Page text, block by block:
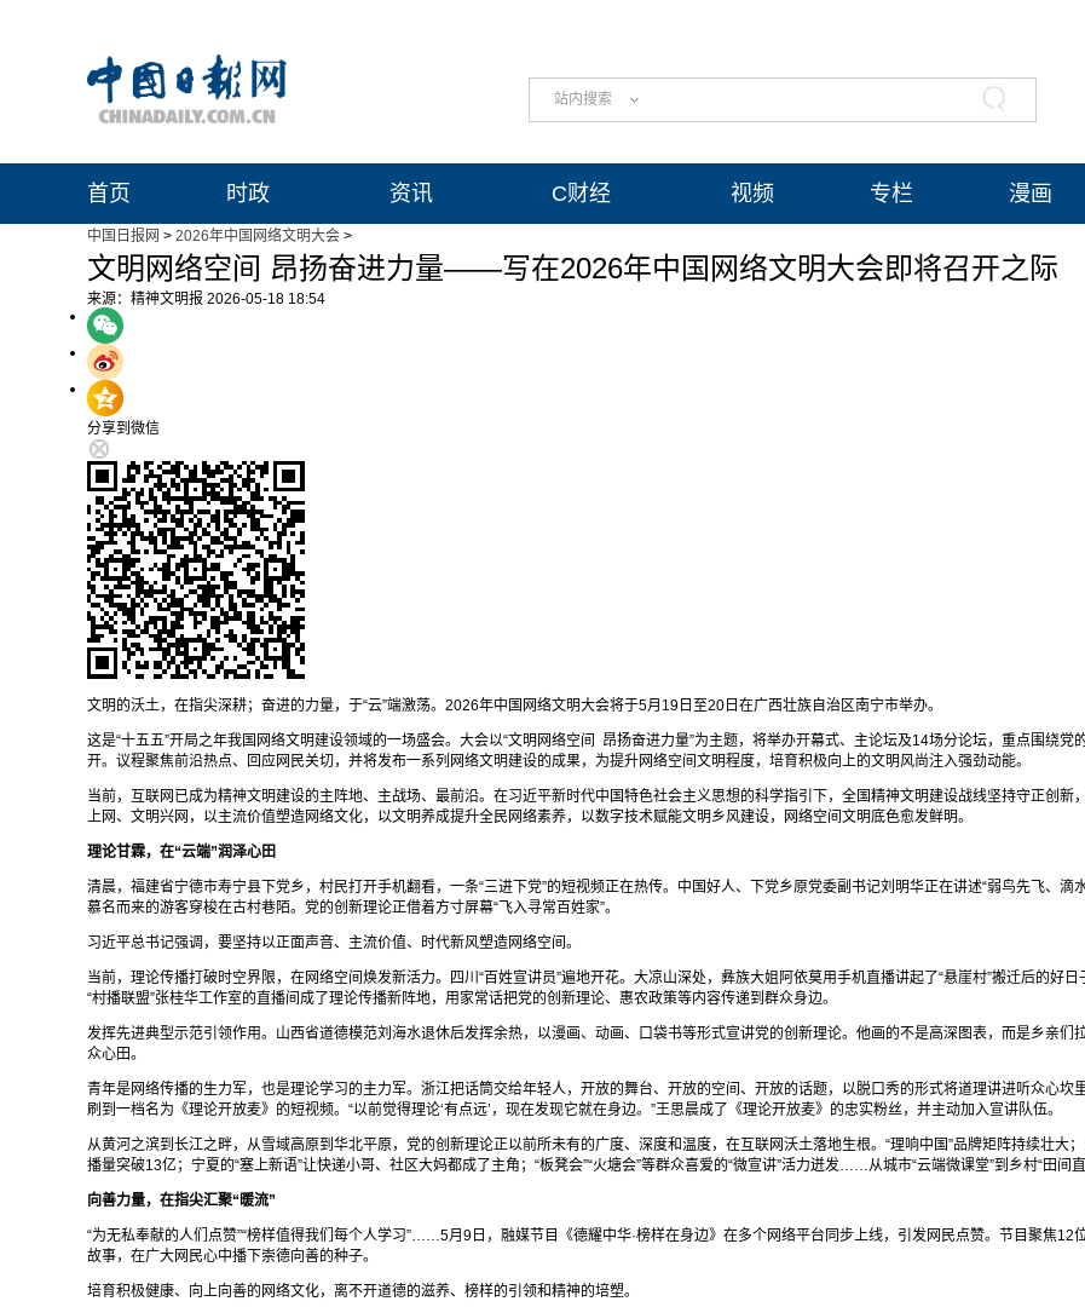
站内搜索
首页 时政 资讯 C财经 视频 专栏 漫画
中国日报网 > 2026年中国网络文明大会 >
文明网络空间 昂扬奋进力量——写在2026年中国网络文明大会即将召开之际
来源：精神文明报 2026-05-18 18:54
分享到微信
文明的沃土，在指尖深耕；奋进的力量，于“云”端激荡。2026年中国网络文明大会将于5月19日至20日在广西壮族自治区南宁市举办。
这是“十五五”开局之年我国网络文明建设领域的一场盛会。大会以“文明网络空间 昂扬奋进力量”为主题，将举办开幕式、主论坛及14场分论坛，重点围绕
开。议程聚焦前沿热点、回应网民关切，并将发布一系列网络文明建设的成果，为提升网络空间文明程度，培育积极向上的文明风尚注入强劲动能。
当前，互联网已成为精神文明建设的主阵地、主战场、最前沿。在习近平新时代中国特色社会主义思想的科学指引下，全国精神文明建设战线坚持守正创
上网、文明兴网，以主流价值塑造网络文化，以文明养成提升全民网络素养，以数字技术赋能文明乡风建设，网络空间文明底色愈发鲜明。
理论甘霖，在“云端”润泽心田
清晨，福建省宁德市寿宁县下党乡，村民打开手机翻看，一条“三进下党”的短视频正在热传。中国好人、下党乡原党委副书记刘明华正在讲述“弱鸟先飞、滴
慕名而来的游客穿梭在古村巷陌。党的创新理论正借着方寸屏幕“飞入寻常百姓家”。
习近平总书记强调，要坚持以正面声音、主流价值、时代新风塑造网络空间。
当前，理论传播打破时空界限，在网络空间焕发新活力。四川“百姓宣讲员”遍地开花。大凉山深处，彝族大姐阿依莫用手机直播讲起了“悬崖村”搬迁后的好
“村播联盟”张桂华工作室的直播间成了理论传播新阵地，用家常话把党的创新理论、惠农政策等内容传递到群众身边。
发挥先进典型示范引领作用。山西省道德模范刘海水退休后发挥余热，以漫画、动画、口袋书等形式宣讲党的创新理论。他画的不是高深图表，而是乡亲
众心田。
青年是网络传播的生力军，也是理论学习的主力军。浙江把话筒交给年轻人，开放的舞台、开放的空间、开放的话题，以脱口秀的形式将道理讲进听众心坎
刷到一档名为《理论开放麦》的短视频。“以前觉得理论‘有点远’，现在发现它就在身边。”王思晨成了《理论开放麦》的忠实粉丝，并主动加入宣讲队伍。
从黄河之滨到长江之畔，从雪域高原到华北平原，党的创新理论正以前所未有的广度、深度和温度，在互联网沃土落地生根。“理响中国”品牌矩阵持续壮大
播量突破13亿；宁夏的“塞上新语”让快递小哥、社区大妈都成了主角；“板凳会”“火塘会”等群众喜爱的“微宣讲”活力迸发……从城市“云端微课堂”到乡村“田间
向善力量，在指尖汇聚“暖流”
“为无私奉献的人们点赞”“榜样值得我们每个人学习”……5月9日，融媒节目《德耀中华·榜样在身边》在多个网络平台同步上线，引发网民点赞。节目聚焦
故事，在广大网民心中播下崇德向善的种子。
培育积极健康、向上向善的网络文化，离不开道德的滋养、榜样的引领和精神的培塑。